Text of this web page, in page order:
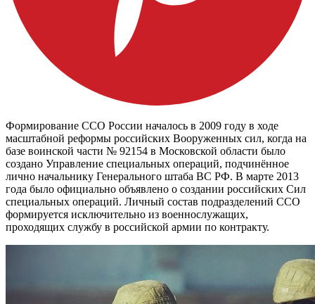
Формирование ССО России началось в 2009 году в ходе
масштабной реформы российских Вооруженных сил, когда на
базе воинской части № 92154 в Московской области было
создано Управление специальных операций, подчинённое
лично начальнику Генерального штаба ВС РФ. В марте 2013
года было официально объявлено о создании российских Сил
специальных операций. Личный состав подразделений ССО
формируется исключительно из военнослужащих,
проходящих службу в российской армии по контракту.